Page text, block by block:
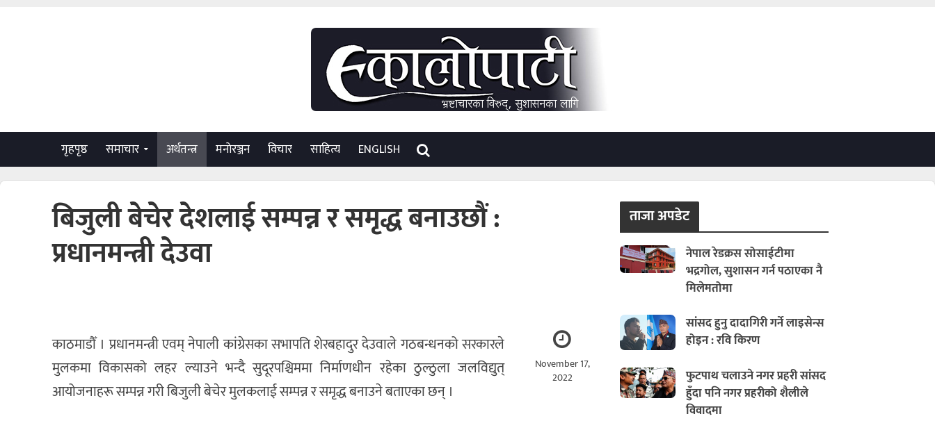
गृहपृष्ठ समाचार अर्थतन्त्र मनाेरञ्जन विचार साहित्य ENGLISH
बिजुली बेचेर देशलाई सम्पन्न र समृद्ध बनाउछौं :
प्रधानमन्त्री देउवा
November 17,
2022
काठमाडौँ । प्रधानमन्त्री एवम् नेपाली कांग्रेसका सभापति शेरबहादुर देउवाले गठबन्धनको सरकारले
मुलकमा विकासको लहर ल्याउने भन्दै सुदूरपश्चिममा निर्माणधीन रहेका ठुल्ठुला जलविद्युत्
आयोजनाहरू सम्पन्न गरी बिजुली बेचेर मुलकलाई सम्पन्न र समृद्ध बनाउने बताएका छन् ।
ताजा अपडेट
नेपाल रेडक्रस सोसाईटीमा
भद्रगोल, सुशासन गर्न पठाएका नै
मिलेमतोमा
सांसद हुनु दादागिरी गर्ने लाइसेन्स
होइन : रवि किरण
फुटपाथ चलाउने नगर प्रहरी सांसद
हुँदा पनि नगर प्रहरीको शैलीले
विवादमा